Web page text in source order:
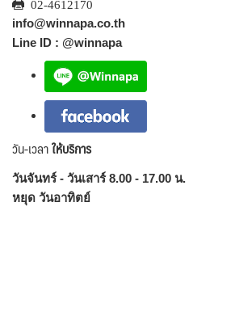
02-4612170
info@winnapa.co.th
Line ID : @winnapa
วัน-เวลาให้บริการ
วันจันทร์ - วันเสาร์ 8.00 - 17.00 น.
หยุด วันอาทิตย์